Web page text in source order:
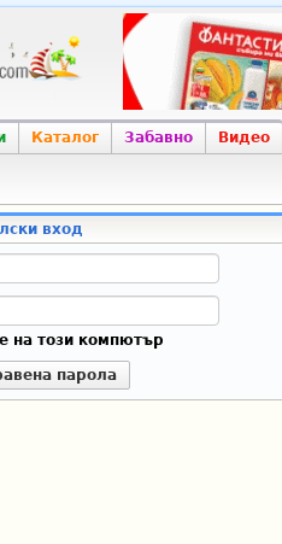
Каталог Забавно Видео
вход
на този компютър
парола